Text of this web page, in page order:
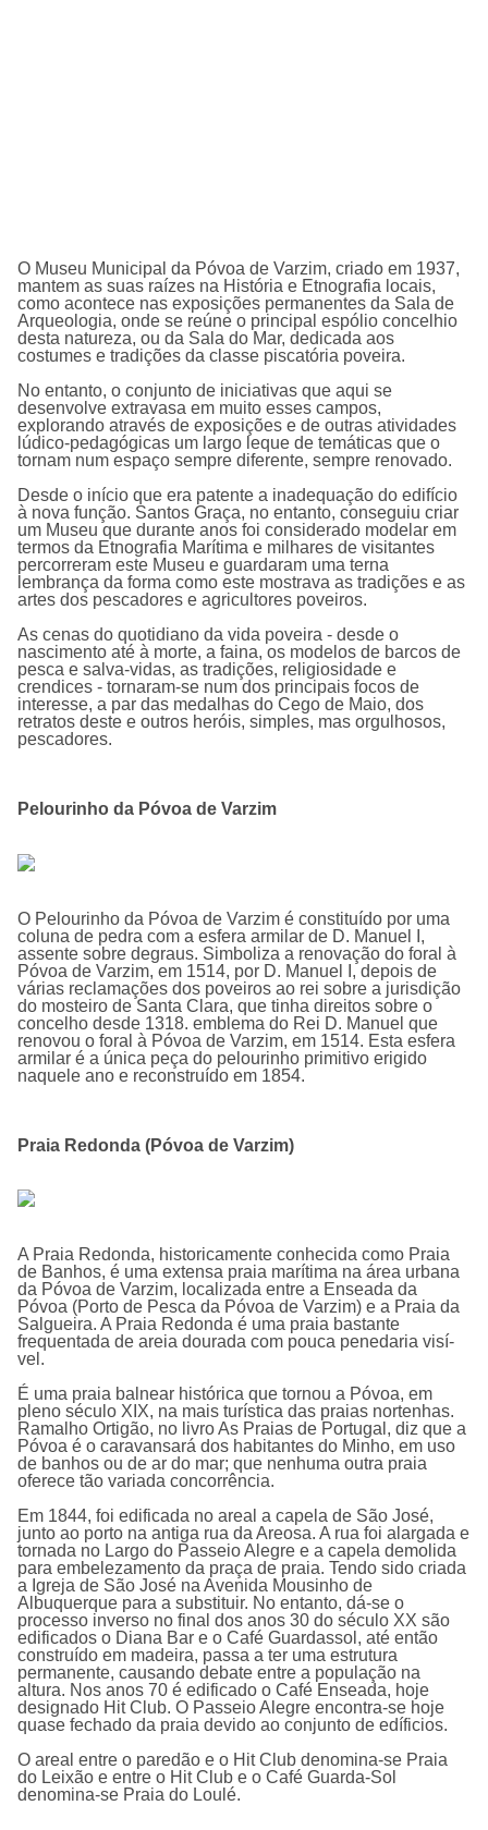
O Museu Municipal da Póvoa de Varzim, criado em 1937,
mantem as suas raízes na História e Etnografia locais,
como acontece nas exposições permanentes da Sala de
Arqueologia, onde se reúne o principal espólio concelhio
desta natureza, ou da Sala do Mar, dedicada aos
costumes e tradições da classe piscatória poveira.
No entanto, o conjunto de iniciativas que aqui se
desenvolve extravasa em muito esses campos,
explorando através de exposições e de outras atividades
lúdico-pedagógicas um largo leque de temáticas que o
tornam num espaço sempre diferente, sempre renovado.
Desde o início que era patente a inadequação do edifício
à nova função. Santos Graça, no entanto, conseguiu criar
um Museu que durante anos foi considerado modelar em
termos da Etnografia Marítima e milhares de visitantes
percorreram este Museu e guardaram uma terna
lembrança da forma como este mostrava as tradições e as
artes dos pescadores e agricultores poveiros.
As cenas do quotidiano da vida poveira - desde o
nascimento até à morte, a faina, os modelos de barcos de
pesca e salva-vidas, as tradições, religiosidade e
crendices - tornaram-se num dos principais focos de
interesse, a par das medalhas do Cego de Maio, dos
retratos deste e outros heróis, simples, mas orgulhosos,
pescadores.
Pelourinho da Póvoa de Varzim
O Pelourinho da Póvoa de Varzim é constituí­do por uma
coluna de pedra com a esfera armilar de D. Manuel I,
assente sobre degraus. Simboliza a renovação do foral à
Póvoa de Varzim, em 1514, por D. Manuel I, depois de
várias reclamações dos poveiros ao rei sobre a jurisdição
do mosteiro de Santa Clara, que tinha direitos sobre o
concelho desde 1318. emblema do Rei D. Manuel que
renovou o foral à Póvoa de Varzim, em 1514. Esta esfera
armilar é a única peça do pelourinho primitivo erigido
naquele ano e reconstruído em 1854.
Praia Redonda (Póvoa de Varzim)
A Praia Redonda, historicamente conhecida como Praia
de Banhos, é uma extensa praia marí­tima na área urbana
da Póvoa de Varzim, localizada entre a Enseada da
Póvoa (Porto de Pesca da Póvoa de Varzim) e a Praia da
Salgueira. A Praia Redonda é uma praia bastante
frequentada de areia dourada com pouca penedaria visí­
vel.
É uma praia balnear histórica que tornou a Póvoa, em
pleno século XIX, na mais turí­stica das praias nortenhas.
Ramalho Ortigão, no livro As Praias de Portugal, diz que a
Póvoa é o caravansará dos habitantes do Minho, em uso
de banhos ou de ar do mar; que nenhuma outra praia
oferece tão variada concorrência.
Em 1844, foi edificada no areal a capela de São José,
junto ao porto na antiga rua da Areosa. A rua foi alargada e
tornada no Largo do Passeio Alegre e a capela demolida
para embelezamento da praça de praia. Tendo sido criada
a Igreja de São José na Avenida Mousinho de
Albuquerque para a substituir. No entanto, dá-se o
processo inverso no final dos anos 30 do século XX são
edificados o Diana Bar e o Café Guardassol, até então
construí­do em madeira, passa a ter uma estrutura
permanente, causando debate entre a população na
altura. Nos anos 70 é edificado o Café Enseada, hoje
designado Hit Club. O Passeio Alegre encontra-se hoje
quase fechado da praia devido ao conjunto de edí­ficios.
O areal entre o paredão e o Hit Club denomina-se Praia
do Leixão e entre o Hit Club e o Café Guarda-Sol
denomina-se Praia do Loulé.